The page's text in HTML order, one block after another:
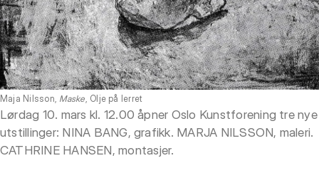
Maja Nilsson, Maske, Olje på lerret
Lørdag 10. mars kl. 12.00 åpner Oslo Kunstforening tre nye
utstillinger: NINA BANG, grafikk. MARJA NILSSON, maleri.
CATHRINE HANSEN, montasjer.